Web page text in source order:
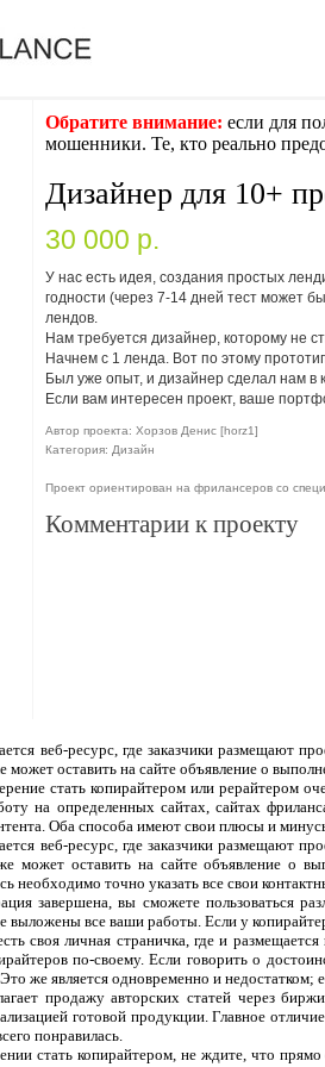
Обратите внимание: если для
мошенники. Те, кто реально
Дизайнер для 10+
30 000 p.
У нас есть идея, создания простых
годности (через 7-14 дней тест может
лендов.
Нам требуется дизайнер, которому не
Начнем с 1 ленда. Вот по этому
Был уже опыт, и дизайнер сделал нам в
Если вам интересен проект, ваше
Автор проекта: Хорзов Денис [horz1]
Категория: Дизайн
Проект ориентирован на фрилансеров со
Комментарии к проекту
веб-ресурс, где заказчики размещают
может оставить на сайте объявление о
стать копирайтером или рерайтером
на определенных сайтах, сайтах
Оба способа имеют свои плюсы и
веб-ресурс, где заказчики размещают
может оставить на сайте объявление о
необходимо точно указать все свои
завершена, вы сможете пользоваться
выложены все ваши работы. Если у
своя личная страничка, где и
по-своему. Если говорить о
же является одновременно и недостатком;
продажу авторских статей через
готовой продукции. Главное
понравилась.
стать копирайтером, не ждите, что